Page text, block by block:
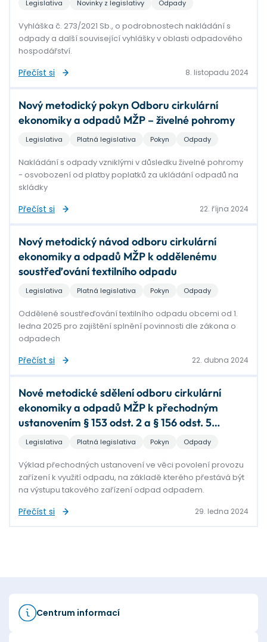
Legislativa Novinky z legislativy Odpady
Vyhláška č. 273/2021 Sb., o podrobnostech nakládání s
odpady a další související vyhlášky v oblasti odpadového
hospodářství.
Přečíst si 8. listopadu 2024
Nový metodický pokyn Odboru cirkulární
ekonomiky a odpadů MŽP – živelné pohromy
Legislativa Platná legislativa Pokyn Odpady
Nakládání s odpady vzniklými v důsledku živelné pohromy
- osvobození od platby poplatků za ukládání odpadů na
skládky
Přečíst si 22. října 2024
Nový metodický návod odboru cirkulární
ekonomiky a odpadů MŽP k oddělenému
soustřeďování textilního odpadu
Legislativa Platná legislativa Pokyn Odpady
Oddělené soustřeďování textilního odpadu obcemi od 1.
ledna 2025 pro zajištění splnění povinnosti dle zákona o
odpadech
Přečíst si 22. dubna 2024
Nové metodické sdělení odboru cirkulární
ekonomiky a odpadů MŽP k přechodným
ustanovením § 153 odst. 2 a § 156 odst. 5
zákona č. 541/2020 Sb., o odpadech
Legislativa Platná legislativa Pokyn Odpady
Výklad přechodných ustanovení ve věci povolení provozu
zařízení k využití odpadu, na základě kterého přestává být
na výstupu takového zařízení odpad odpadem.
Přečíst si 29. ledna 2024
Centrum informací